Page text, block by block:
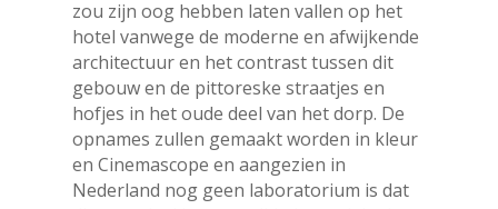
zou zijn oog hebben laten vallen op het
hotel vanwege de moderne en afwijkende
architectuur en het contrast tussen dit
gebouw en de pittoreske straatjes en
hofjes in het oude deel van het dorp. De
opnames zullen gemaakt worden in kleur
en Cinemascope en aangezien in
Nederland nog geen laboratorium is dat